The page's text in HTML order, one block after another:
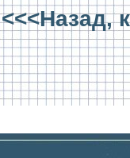
<<<Назад,